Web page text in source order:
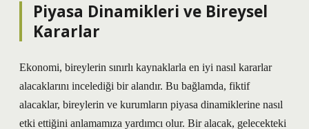
Piyasa Dinamikleri ve Bireysel
Kararlar
Ekonomi, bireylerin sınırlı kaynaklarla en iyi nasıl kararlar
alacaklarını incelediği bir alandır. Bu bağlamda, fiktif
alacaklar, bireylerin ve kurumların piyasa dinamiklerine nasıl
etki ettiğini anlamamıza yardımcı olur. Bir alacak, gelecekteki